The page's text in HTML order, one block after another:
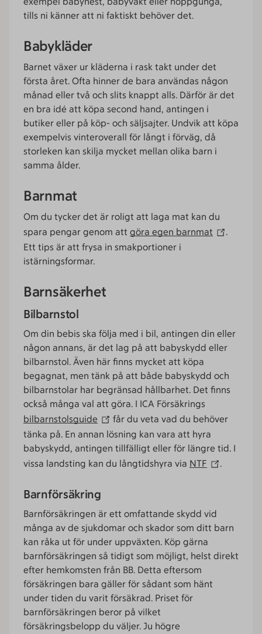
tills ni känner att ni faktiskt behöver det.
Babykläder
Barnet växer ur kläderna i rask takt under det
första året. Ofta hinner de bara användas någon
månad eller två och slits knappt alls. Därför är det
en bra idé att köpa second hand, antingen i
butiker eller på köp- och säljsajter. Undvik att köpa
exempelvis vinteroverall för långt i förväg, då
storleken kan skilja mycket mellan olika barn i
samma ålder.
Barnmat
Om du tycker det är roligt att laga mat kan du
spara pengar genom att göra egen barnmat
.
Ett tips är att frysa in smakportioner i
istärningsformar.
Barnsäkerhet
Bilbarnstol
Om din bebis ska följa med i bil, antingen din eller
någon annans, är det lag på att babyskydd eller
bilbarnstol. Även här finns mycket att köpa
begagnat, men tänk på att både babyskydd och
bilbarnstolar har begränsad hållbarhet. Det finns
också många val att göra. I ICA Försäkrings
bilbarnstolsguide
får du veta vad du behöver
tänka på. En annan lösning kan vara att hyra
babyskydd, antingen tillfälligt eller för längre tid. I
vissa landsting kan du långtidshyra via NTF .
Barnförsäkring
Barnförsäkringen är ett omfattande skydd vid
många av de sjukdomar och skador som ditt barn
kan råka ut för under uppväxten. Köp gärna
barnförsäkringen så tidigt som möjligt, helst direkt
efter hemkomsten från BB. Detta eftersom
försäkringen bara gäller för sådant som hänt
under tiden du varit försäkrad. Priset för
barnförsäkringen beror på vilket
försäkringsbelopp du väljer. Ju högre